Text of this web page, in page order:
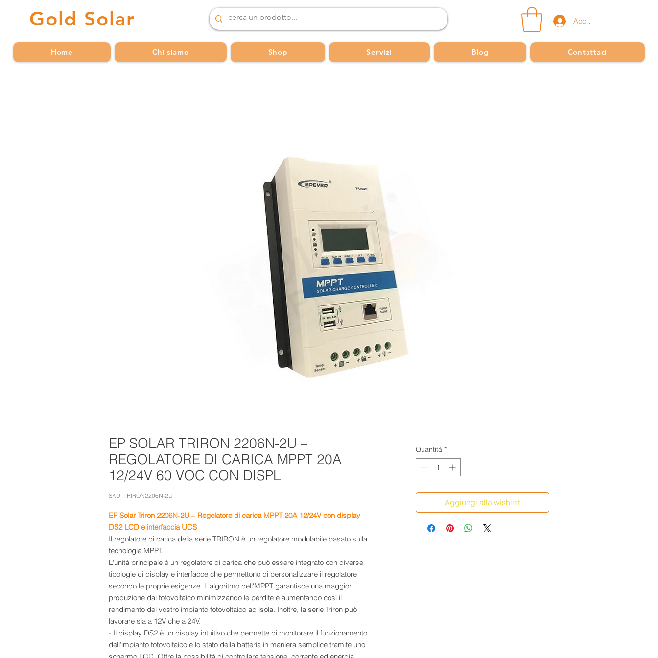
Gold Solar Accedi
Home Chi siamo Shop Servizi Blog Contattaci
EP SOLAR TRIRON 2206N-2U –
REGOLATORE DI CARICA MPPT 20A
12/24V 60 VOC CON DISPL
SKU: TRIRON2206N-2U
EP Solar Triron 2206N-2U – Regolatore di carica MPPT 20A 12/24V con display
DS2 LCD e interfaccia UCS
Il regolatore di carica della serie TRIRON è un regolatore modulabile basato sulla
tecnologia MPPT.
L'unità principale è un regolatore di carica che può essere integrato con diverse
tipologie di display e interfacce che permettono di personalizzare il regolatore
secondo le proprie esigenze. L'algoritmo dell'MPPT garantisce una maggior
produzione dal fotovoltaico minimizzando le perdite e aumentando così il
rendimento del vostro impianto fotovoltaico ad isola. Inoltre, la serie Triron può
lavorare sia a 12V che a 24V.
- Il display DS2 è un display intuitivo che permette di monitorare il funzionamento
dell'impianto fotovoltaico e lo stato della batteria in maniera semplice tramite uno
Quantità *
Aggiungi alla wishlist